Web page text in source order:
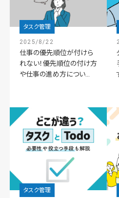
タスク管理
2025/8/22
仕事の優先順位が付けら
れない！優先順位の付け方
や仕事の進め方につい...
タスク管理